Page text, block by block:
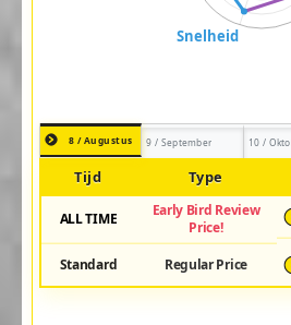
8 / Augustus 9 / September 10 /
Tijd Type
ALL TIME
Early Bird Review
Price!
Standard Regular Price